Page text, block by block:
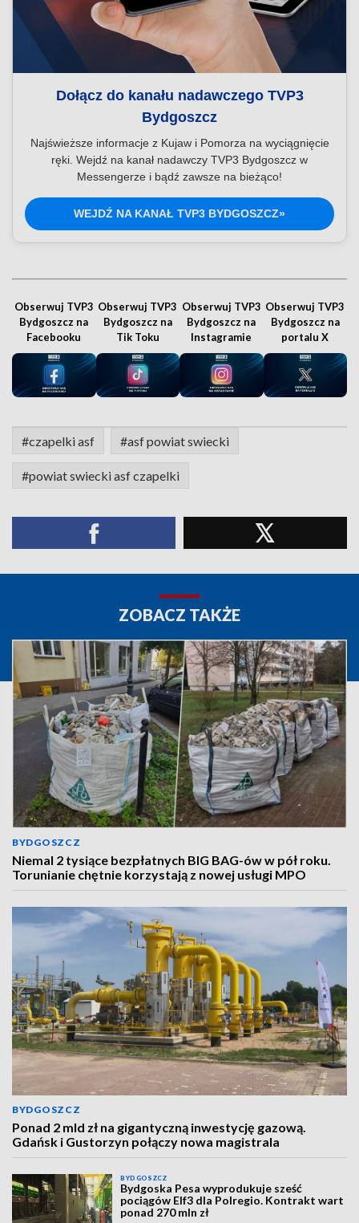
Dołącz do kanału nadawczego TVP3
Bydgoszcz
Najświeższe informacje z Kujaw i Pomorza na wyciągnięcie
ręki. Wejdź na kanał nadawczy TVP3 Bydgoszcz w
Messengerze i bądź zawsze na bieżąco!
WEJDŹ NA KANAŁ TVP3 BYDGOSZCZ»
Obserwuj TVP3
Bydgoszcz na
Facebooku
Obserwuj TVP3
Bydgoszcz na
Tik Toku
Obserwuj TVP3
Bydgoszcz na
Instagramie
Obserwuj TVP3
Bydgoszcz na
portalu X
#czapelki asf #asf powiat swiecki
#powiat swiecki asf czapelki
ZOBACZ TAKŻE
BYDGOSZCZ
Niemal 2 tysiące bezpłatnych BIG BAG-ów w pół roku.
Torunianie chętnie korzystają z nowej usługi MPO
BYDGOSZCZ
Ponad 2 mld zł na gigantyczną inwestycję gazową.
Gdańsk i Gustorzyn połączy nowa magistrala
BYDGOSZCZ
Bydgoska Pesa wyprodukuje sześć
pociągów Elf3 dla Polregio. Kontrakt wart
ponad 270 mln zł